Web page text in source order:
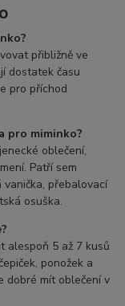
přibližně ve
dostatek času
pro příchod
pro miminko?
oblečení,
Patří sem
vanička, přebalovací
osuška.
alespoň 5 až 7 kusů
ponožek a
dobré mít oblečení v